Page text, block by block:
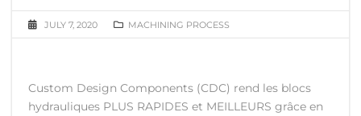
JULY 7, 2020 MACHINING PROCESS
Custom Design Components (CDC) rend les blocs
hydrauliques PLUS RAPIDES et MEILLEURS grâce en